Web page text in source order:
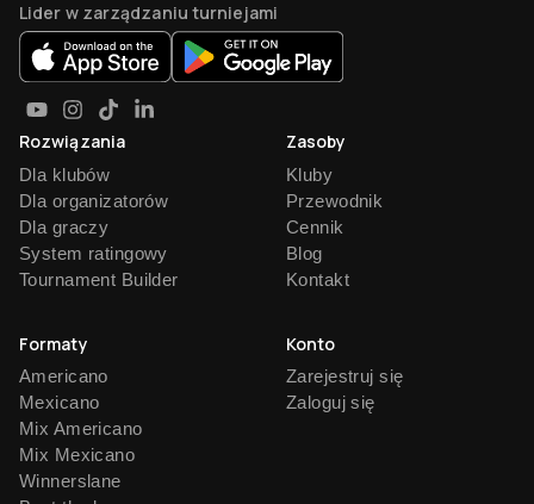
Lider w zarządzaniu turniejami
Rozwiązania
Dla klubów
Dla organizatorów
Dla graczy
System ratingowy
Tournament Builder
Zasoby
Kluby
Przewodnik
Cennik
Blog
Kontakt
Formaty
Americano
Mexicano
Mix Americano
Mix Mexicano
Winnerslane
Konto
Zarejestruj się
Zaloguj się